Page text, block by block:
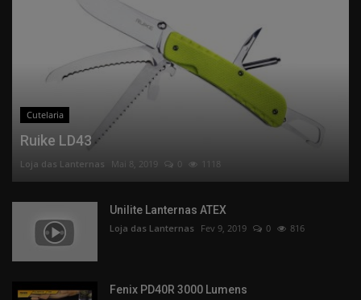
Cutelaria
Ruike LD43
Loja das Lanternas Mai 8, 2019 0 1118
Unilite Lanternas ATEX
Loja das Lanternas Fev 9, 2019 0 816
Fenix PD40R 3000 Lumens